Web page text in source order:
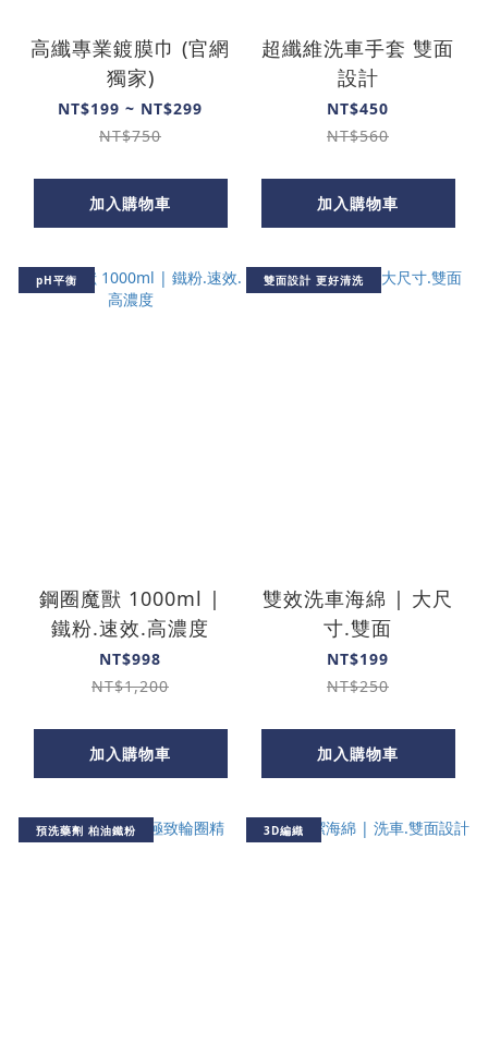
高纖專業鍍膜巾 (官網
獨家)
NT$199 ~ NT$299
NT$750
加入購物車
超纖維洗車手套 雙面
設計
NT$450
NT$560
加入購物車
pH平衡
鋼圈魔獸 1000ml |
鐵粉.速效.高濃度
NT$998
NT$1,200
加入購物車
雙面設計 更好清洗
雙效洗車海綿 | 大尺
寸.雙面
NT$199
NT$250
加入購物車
預洗藥劑 柏油鐵粉 3D編織